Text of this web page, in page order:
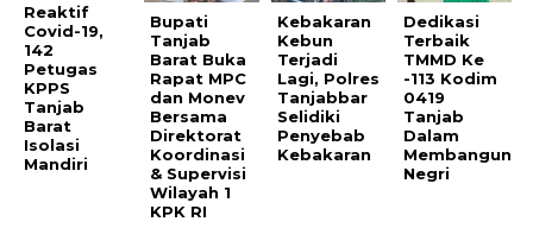
Reaktif
Covid-19,
142
Petugas
KPPS
Tanjab
Barat
Isolasi
Mandiri
Bupati
Tanjab
Barat Buka
Rapat MPC
dan Monev
Bersama
Direktorat
Koordinasi
& Supervisi
Wilayah 1
KPK RI
Kebakaran
Kebun
Terjadi
Lagi, Polres
Tanjabbar
Selidiki
Penyebab
Kebakaran
Dedikasi
Terbaik
TMMD Ke
-113 Kodim
0419
Tanjab
Dalam
Membangun
Negri